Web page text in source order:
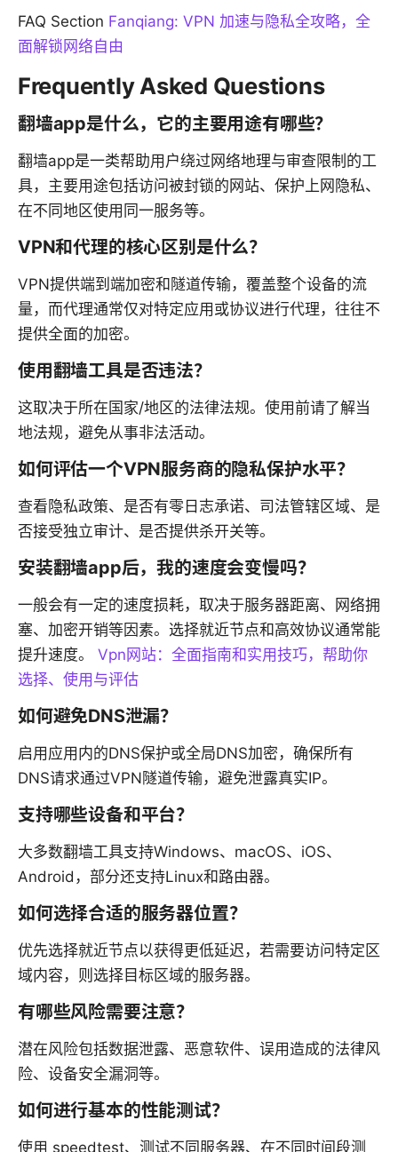
FAQ Section Fanqiang: VPN 加速与隐私全攻略，全
面解锁网络自由
Frequently Asked Questions
翻墙app是什么，它的主要用途有哪些？
翻墙app是一类帮助用户绕过网络地理与审查限制的工
具，主要用途包括访问被封锁的网站、保护上网隐私、
在不同地区使用同一服务等。
VPN和代理的核心区别是什么？
VPN提供端到端加密和隧道传输，覆盖整个设备的流
量，而代理通常仅对特定应用或协议进行代理，往往不
提供全面的加密。
使用翻墙工具是否违法？
这取决于所在国家/地区的法律法规。使用前请了解当
地法规，避免从事非法活动。
如何评估一个VPN服务商的隐私保护水平？
查看隐私政策、是否有零日志承诺、司法管辖区域、是
否接受独立审计、是否提供杀开关等。
安装翻墙app后，我的速度会变慢吗？
一般会有一定的速度损耗，取决于服务器距离、网络拥
塞、加密开销等因素。选择就近节点和高效协议通常能
提升速度。 Vpn网站：全面指南和实用技巧，帮助你
选择、使用与评估
如何避免DNS泄漏？
启用应用内的DNS保护或全局DNS加密，确保所有
DNS请求通过VPN隧道传输，避免泄露真实IP。
支持哪些设备和平台？
大多数翻墙工具支持Windows、macOS、iOS、
Android，部分还支持Linux和路由器。
如何选择合适的服务器位置？
优先选择就近节点以获得更低延迟，若需要访问特定区
域内容，则选择目标区域的服务器。
有哪些风险需要注意？
潜在风险包括数据泄露、恶意软件、误用造成的法律风
险、设备安全漏洞等。
如何进行基本的性能测试？
使用 speedtest、测试不同服务器、在不同时间段测